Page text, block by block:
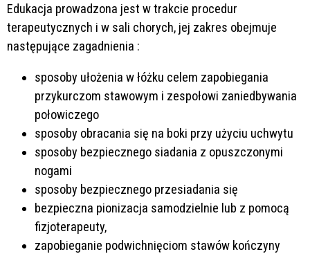
Edukacja prowadzona jest w trakcie procedur
terapeutycznych i w sali chorych, jej zakres obejmuje
następujące zagadnienia :
sposoby ułożenia w łóżku celem zapobiegania
przykurczom stawowym i zespołowi zaniedbywania
połowiczego
sposoby obracania się na boki przy użyciu uchwytu
sposoby bezpiecznego siadania z opuszczonymi
nogami
sposoby bezpiecznego przesiadania się
bezpieczna pionizacja samodzielnie lub z pomocą
fizjoterapeuty,
zapobieganie podwichnięciom stawów kończyny